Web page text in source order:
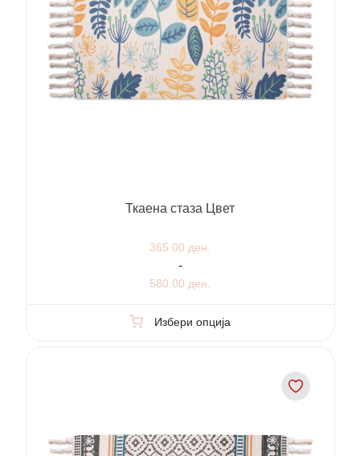
Ткаена стаза Цвет
365.00 ден.
-
580.00 ден.
Избери опција